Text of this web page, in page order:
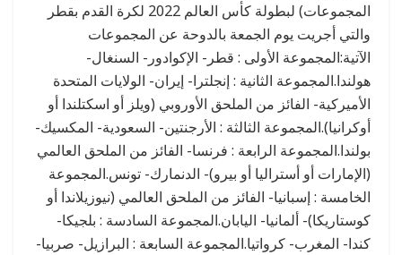
المجموعات) لبطولة كأس العالم 2022 لكرة القدم بقطر
والتي أجريت يوم الجمعة بالدوحة عن المجموعات
الآتية:المجموعة الأولى : قطر- الإكوادور- السنغال-
هولندا.المجموعة الثانية : إنجلترا- إيران- الولايات المتحدة
الأميركية- الفائز من الملحق الأوروبي (ويلز أو اسكتلندا أو
أوكرانيا).المجموعة الثالثة : الأرجنتين- السعودية- المكسيك-
بولندا.المجموعة الرابعة : فرنسا- الفائز من الملحق العالمي
(الإمارات أو أستراليا أو بيرو)- الدنمارك- تونس.المجموعة
الخامسة : إسبانيا- الفائز من الملحق العالمي (نيوزيلاندا أو
كوستاريكا)- ألمانيا- اليابان.المجموعة السادسة : بلجيكا-
كندا- المغرب- كرواتيا.المجموعة السابعة : البرازيل- صربيا-